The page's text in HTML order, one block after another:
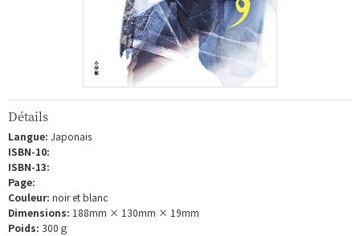
Détails
Langue: Japonais
ISBN-10:
ISBN-13:
Page:
Couleur: noir et blanc
Dimensions: 188mm × 130mm × 19mm
Poids: 300ｇ